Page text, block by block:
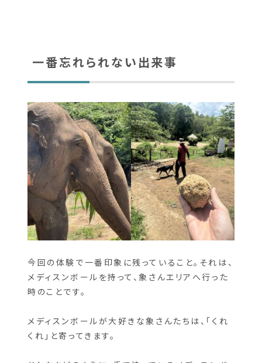
一番忘れられない出来事
メディスンボールを持って、象さんエリアへ行った
時のことです。